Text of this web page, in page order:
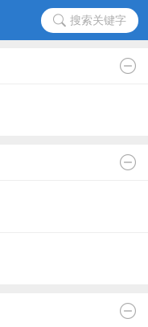
搜索关键字